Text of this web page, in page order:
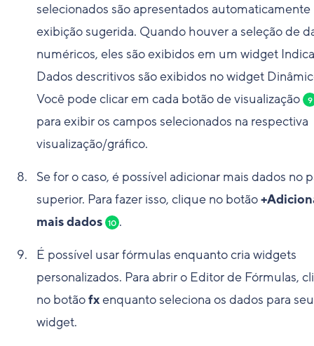
selecionados são apresentados automaticamente
exibição sugerida. Quando houver a seleção de
numéricos, eles são exibidos em um widget
Dados descritivos são exibidos no widget
Você pode clicar em cada botão de visualização
9
para exibir os campos selecionados na respectiva
visualização/gráfico.
Se for o caso, é possível adicionar mais dados no
superior. Para fazer isso, clique no botão
mais dados 10 .
É possível usar fórmulas enquanto cria widgets
personalizados. Para abrir o Editor de Fórmulas,
no botãofxenquanto seleciona os dados para seu
widget.